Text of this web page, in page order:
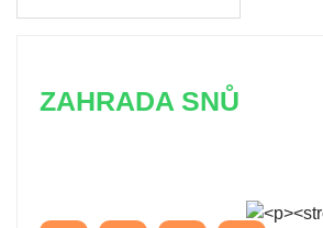
ZAHRADA SNŮ